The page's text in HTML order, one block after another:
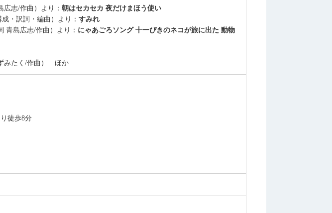
広志/作曲）より： 朝はセカセカ 夜だけまほう使い
・訳詞・編曲）より： すみれ
青島広志/作曲）より： にゃあごろソング 十一ぴきのネコが旅に出た 動物
みたく/作曲） ほか
徒歩8分